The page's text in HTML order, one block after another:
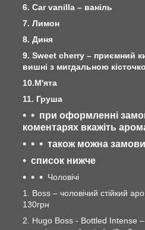
6. Car vanilla – ваніль
7. Лимон
8. Диня
9. Sweet cherry – приємний
вишні з мигдальною
10.М'ята
11. Груша
при оформленні
коментарях вкажіть
також можна
список нижче
Чоловічі
1. Boss – чоловічий стійкий
130грн
2. Hugo Boss - Bottled Intense